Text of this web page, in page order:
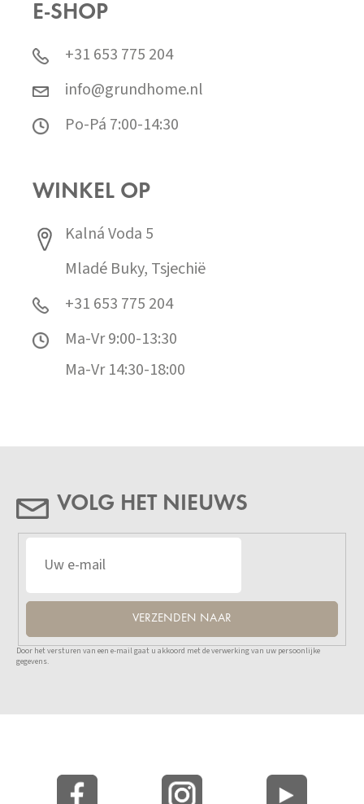
E-SHOP
+31 653 775 204
info@grundhome.nl
Po-Pá 7:00-14:30
WINKEL OP
Kalná Voda 5
Mladé Buky, Tsjechië
+31 653 775 204
Ma-Vr 9:00-13:30
Ma-Vr 14:30-18:00
VOLG HET NIEUWS
VERZENDEN NAAR
Door het versturen van een e-mail gaat u akkoord met de verwerking van uw persoonlijke
gegevens.